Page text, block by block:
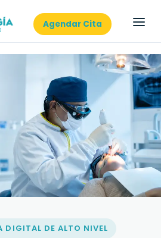
Agendar Cita
DIGITAL DE ALTO NIVEL